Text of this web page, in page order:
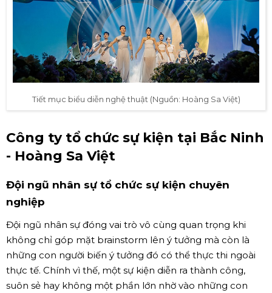
Tiết mục biểu diễn nghệ thuật (Nguồn: Hoàng Sa Việt)
Công ty tổ chức sự kiện tại Bắc Ninh
- Hoàng Sa Việt
Đội ngũ nhân sự tổ chức sự kiện chuyên
nghiệp
Đội ngũ nhân sự đóng vai trò vô cùng quan trọng khi
không chỉ góp mặt brainstorm lên ý tưởng mà còn là
những con người biến ý tưởng đó có thể thực thi ngoài
thực tế. Chính vì thế, một sự kiện diễn ra thành công,
suôn sẻ hay không một phần lớn nhờ vào những con